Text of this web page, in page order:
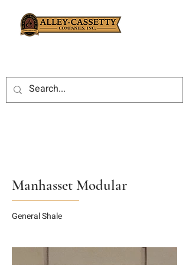
Manhasset Modular
General Shale